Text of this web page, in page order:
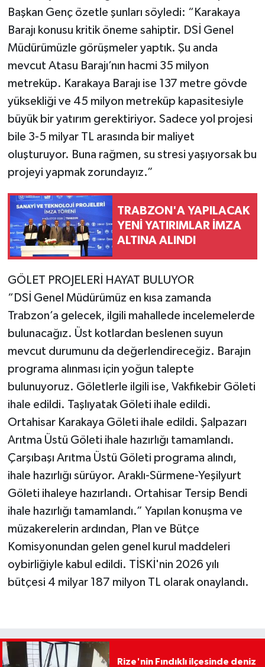
Başkan Genç özetle şunları söyledi: “Karakaya
Barajı konusu kritik öneme sahiptir. DSİ Genel
Müdürümüzle görüşmeler yaptık. Şu anda
mevcut Atasu Barajı’nın hacmi 35 milyon
metreküp. Karakaya Barajı ise 137 metre gövde
yüksekliği ve 45 milyon metreküp kapasitesiyle
büyük bir yatırım gerektiriyor. Sadece yol projesi
bile 3-5 milyar TL arasında bir maliyet
oluşturuyor. Buna rağmen, su stresi yaşıyorsak bu
projeyi yapmak zorundayız.”
TRABZON'A YAPILACAK
YENİ YATIRIMLAR İMZA
ALTINA ALINDI
GÖLET PROJELERİ HAYAT BULUYOR
“DSİ Genel Müdürümüz en kısa zamanda
Trabzon’a gelecek, ilgili mahallede incelemelerde
bulunacağız. Üst kotlardan beslenen suyun
mevcut durumunu da değerlendireceğiz. Barajın
programa alınması için yoğun talepte
bulunuyoruz. Göletlerle ilgili ise, Vakfıkebir Göleti
ihale edildi. Taşlıyatak Göleti ihale edildi.
Ortahisar Karakaya Göleti ihale edildi. Şalpazarı
Arıtma Üstü Göleti ihale hazırlığı tamamlandı.
Çarşıbaşı Arıtma Üstü Göleti programa alındı,
ihale hazırlığı sürüyor. Araklı-Sürmene-Yeşilyurt
Göleti ihaleye hazırlandı. Ortahisar Tersip Bendi
ihale hazırlığı tamamlandı.” Yapılan konuşma ve
müzakerelerin ardından, Plan ve Bütçe
Komisyonundan gelen genel kurul maddeleri
oybirliğiyle kabul edildi. TİSKİ'nin 2026 yılı
bütçesi 4 milyar 187 milyon TL olarak onaylandı.
Rize'nin Fındıklı ilçesinde deniz